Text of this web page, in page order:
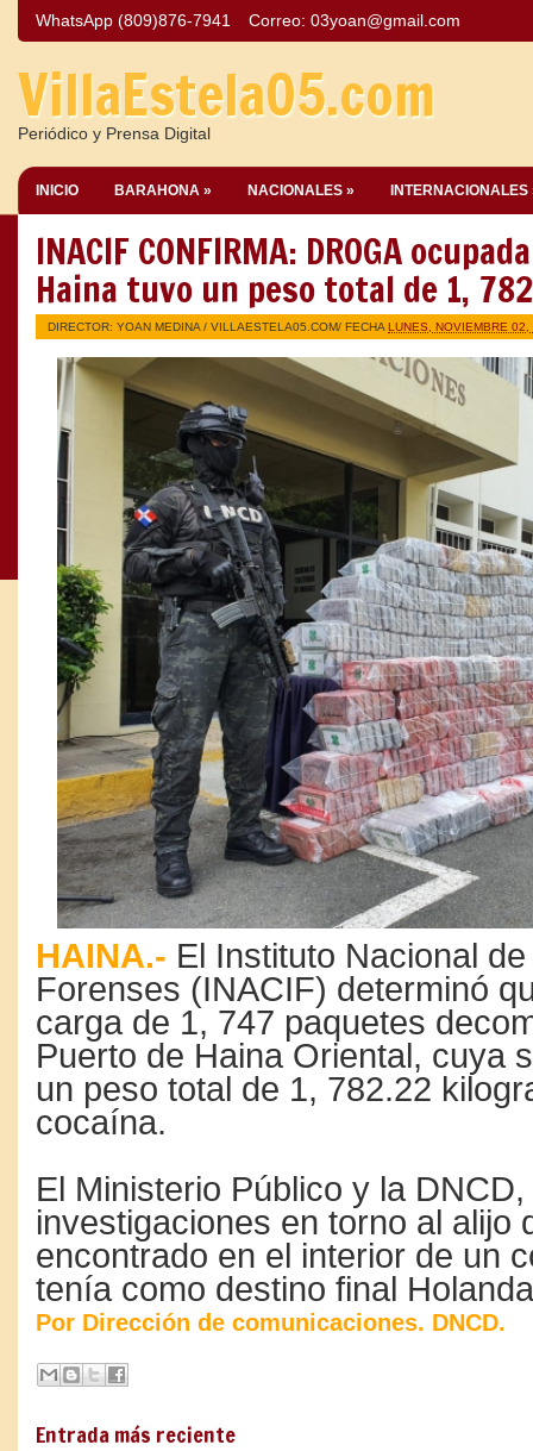
WhatsApp (809)876-7941 Correo: 03yoan@gmail.com
VillaEstela05.com
Periódico y Prensa Digital
INICIO BARAHONA » NACIONALES » INTERNACIONALES
INACIF CONFIRMA: DROGA
Haina tuvo un peso total de 1,
DIRECTOR: YOAN MEDINA / VILLAESTELA05.COM/ FECHA LUNES, NOVIEMBRE 02,
HAINA.- El Instituto Nacional
Forenses (INACIF) determinó
carga de 1, 747 paquetes
Puerto de Haina Oriental, cuya
un peso total de 1, 782.22
cocaína.
El Ministerio Público y la
investigaciones en torno al alijo
encontrado en el interior de un
tenía como destino final
Por Dirección de comunicaciones. DNCD.
Entrada más reciente